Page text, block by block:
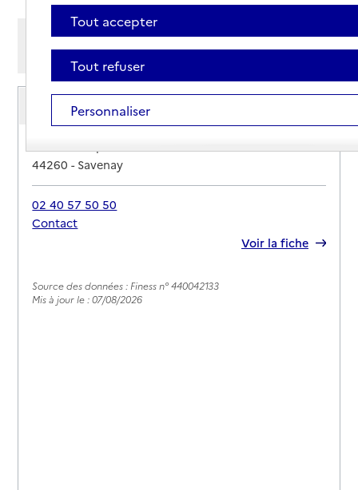
Afficher les résultats par:
Service de soins infirmiers à domicile
SSIAD - Centre hospitalier de Savenay
44260-Savenay
02 40 57 50 50
Contact
Voir la fiche
Source des données : Finess n° 440042133
Mis à jour le : 07/08/2026
Tout accepter
Tout refuser
Personnaliser